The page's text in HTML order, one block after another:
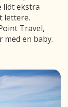
lidt ekstra
lettere.
Travel,
med en baby.